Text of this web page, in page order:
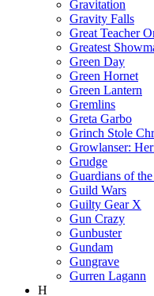
Gravitation
Gravity Falls
Great Teacher
Greatest
Green Day
Green Hornet
Green Lantern
Gremlins
Greta Garbo
Grinch Stole
Growlanser:
Grudge
Guardians of
Guild Wars
Guilty Gear X
Gun Crazy
Gunbuster
Gundam
Gungrave
Gurren Lagann
H